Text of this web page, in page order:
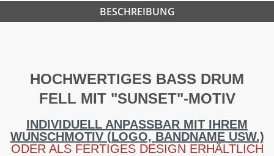
BESCHREIBUNG
HOCHWERTIGES BASS DRUM
FELL MIT "SUNSET"-MOTIV
INDIVIDUELL ANPASSBAR MIT IHREM
WUNSCHMOTIV (LOGO, BANDNAME USW.)
ODER ALS FERTIGES DESIGN ERHÄLTLICH